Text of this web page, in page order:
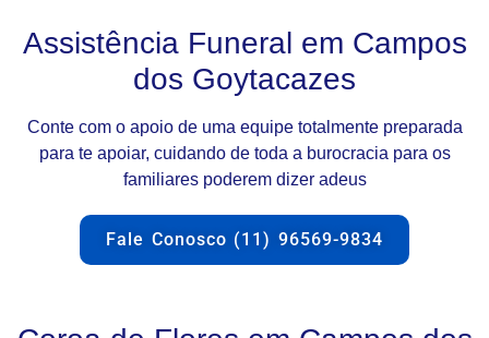
Assistência Funeral em Campos
dos Goytacazes
Conte com o apoio de uma equipe totalmente preparada
para te apoiar, cuidando de toda a burocracia para os
familiares poderem dizer adeus
Fale Conosco (11) 96569-9834